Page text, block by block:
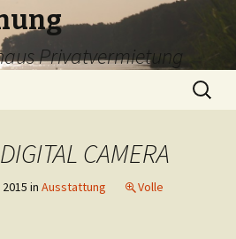
Privatvermietung
Suchen
nach:
CAMERA
2015 in Ausstattung
Volle